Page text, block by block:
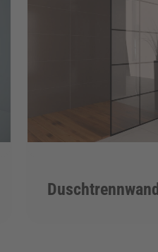
Duschtrennwand